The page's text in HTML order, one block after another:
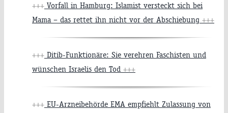
+++ Vorfall in Hamburg: Islamist versteckt sich bei
Mama – das rettet ihn nicht vor der Abschiebung +++
+++ Ditib-Funktionäre: Sie verehren Faschisten und
wünschen Israelis den Tod +++
+++ EU-Arzneibehörde EMA empfiehlt Zulassung von